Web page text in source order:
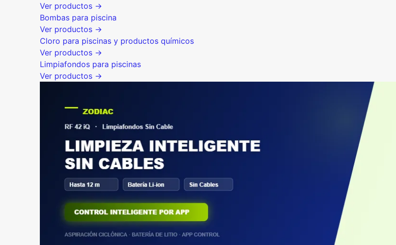
Ver productos →
Bombas para piscina
Ver productos →
Cloro para piscinas y productos químicos
Ver productos →
Limpiafondos para piscinas
Ver productos →